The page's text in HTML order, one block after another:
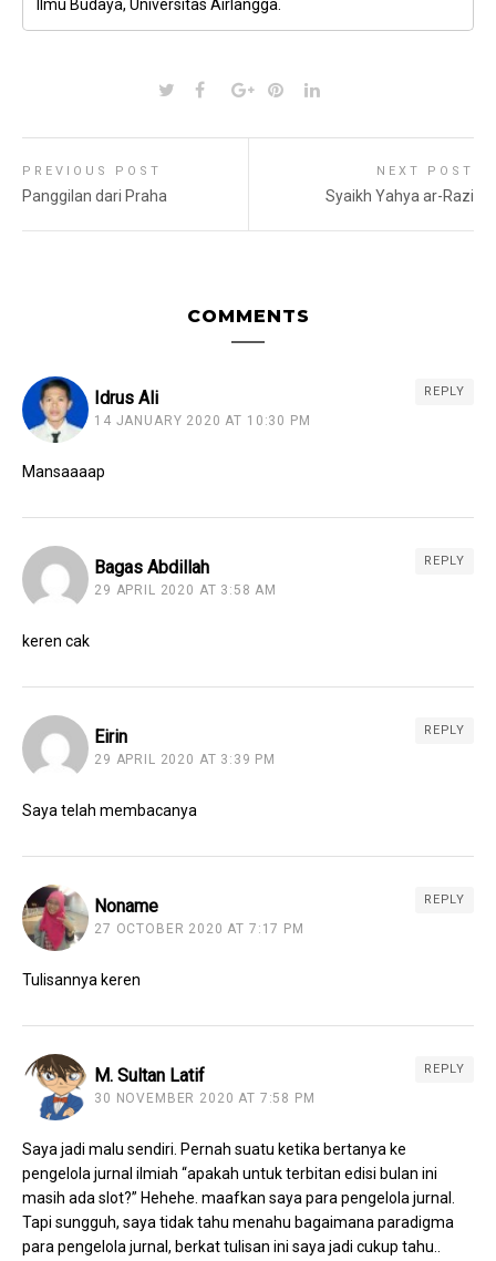
Ilmu Budaya, Universitas Airlangga.
PREVIOUS POST
Panggilan dari Praha
NEXT POST
Syaikh Yahya ar-Razi
COMMENTS
Idrus Ali
14 JANUARY 2020 AT 10:30 PM
REPLY
Mansaaaap
Bagas Abdillah
29 APRIL 2020 AT 3:58 AM
REPLY
keren cak
Eirin
29 APRIL 2020 AT 3:39 PM
REPLY
Saya telah membacanya
Noname
27 OCTOBER 2020 AT 7:17 PM
REPLY
Tulisannya keren
M. Sultan Latif
30 NOVEMBER 2020 AT 7:58 PM
REPLY
Saya jadi malu sendiri. Pernah suatu ketika bertanya ke
pengelola jurnal ilmiah “apakah untuk terbitan edisi bulan ini
masih ada slot?” Hehehe. maafkan saya para pengelola jurnal.
Tapi sungguh, saya tidak tahu menahu bagaimana paradigma
para pengelola jurnal, berkat tulisan ini saya jadi cukup tahu..